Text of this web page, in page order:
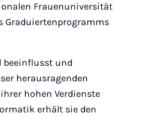
Frauenuniversität
Graduiertenprogramms
beeinflusst und
herausragenden
hohen Verdienste
erhält sie den